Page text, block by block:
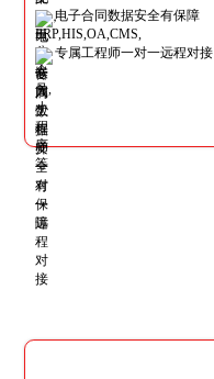
电子合同数据安全有保障
专属工程师一对一远程对接